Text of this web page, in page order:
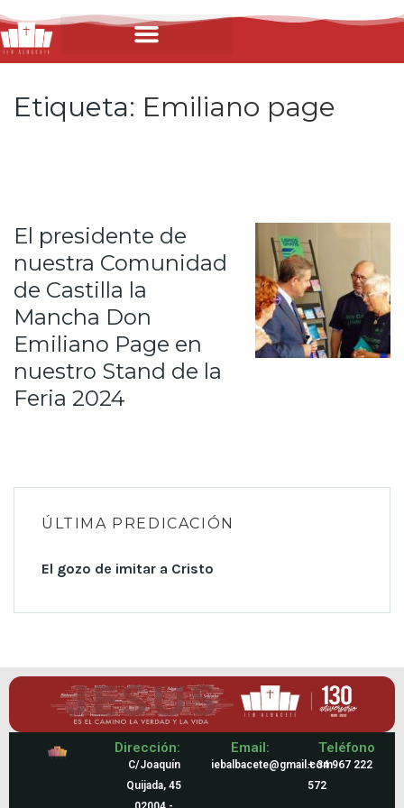
Etiqueta: Emiliano page
El presidente de
nuestra Comunidad
de Castilla la
Mancha Don
Emiliano Page en
nuestro Stand de la
Feria 2024
ÚLTIMA PREDICACIÓN
El gozo de imitar a Cristo
Dirección:
C/Joaquín
Quijada, 45
Email:
iebalbacete@gmail.com
Teléfono
+ 34 967 222
572